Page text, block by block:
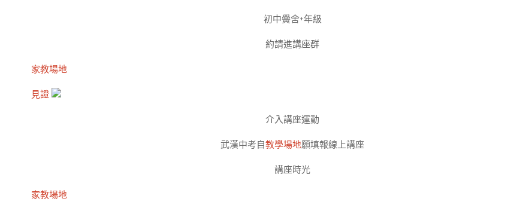
初中黌舍+年級
約請進講座群
家教場地
見證
介入講座運動
武漢中考自教學場地願填報線上講座
講座時光
家教場地